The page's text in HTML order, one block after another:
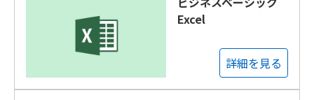
Excel
詳細を見る